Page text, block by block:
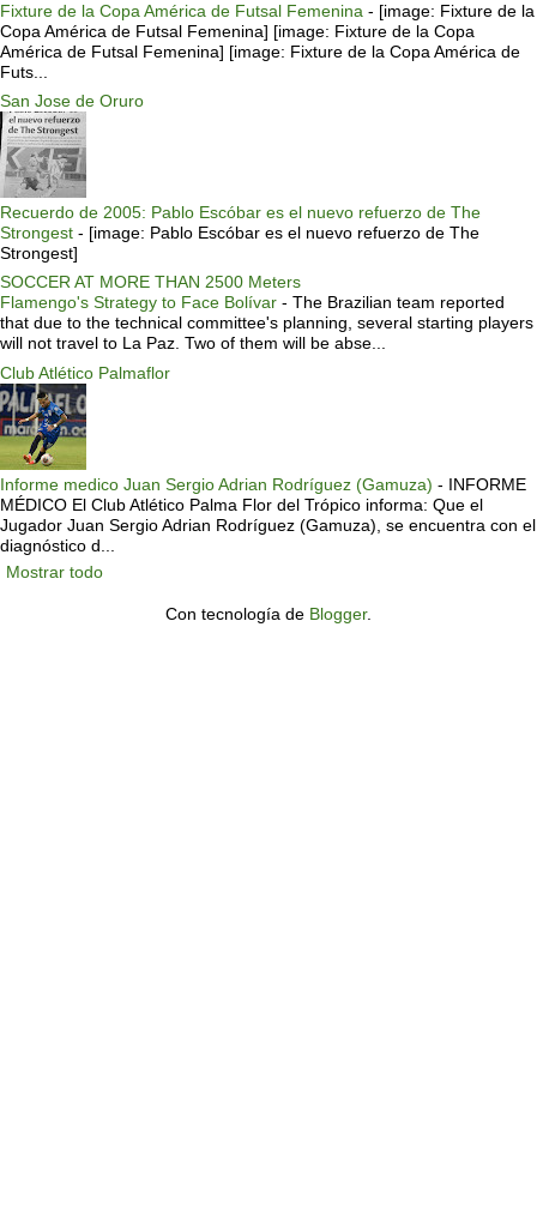
Fixture de la Copa América de Futsal Femenina - [image: Fixture de la
Copa América de Futsal Femenina] [image: Fixture de la Copa
América de Futsal Femenina] [image: Fixture de la Copa América de
Futs...
San Jose de Oruro
Recuerdo de 2005: Pablo Escóbar es el nuevo refuerzo de The
Strongest - [image: Pablo Escóbar es el nuevo refuerzo de The
Strongest]
SOCCER AT MORE THAN 2500 Meters
Flamengo's Strategy to Face Bolívar - The Brazilian team reported
that due to the technical committee's planning, several starting players
will not travel to La Paz. Two of them will be abse...
Club Atlético Palmaflor
Informe medico Juan Sergio Adrian Rodríguez (Gamuza) - INFORME
MÉDICO El Club Atlético Palma Flor del Trópico informa: Que el
Jugador Juan Sergio Adrian Rodríguez (Gamuza), se encuentra con el
diagnóstico d...
Mostrar todo
Con tecnología de Blogger.